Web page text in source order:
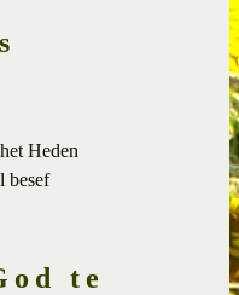
Heden
besef
te